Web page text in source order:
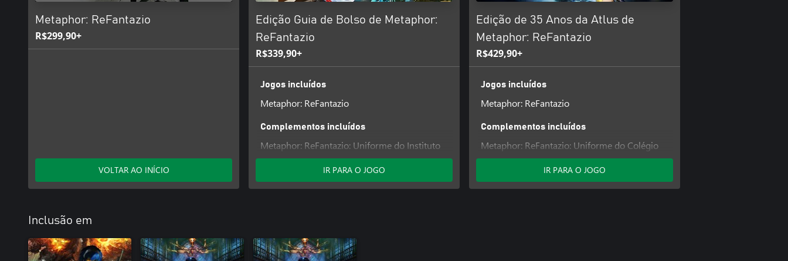
Metaphor: ReFantazio
R$299,90+
VOLTAR AO INÍCIO
Edição Guia de Bolso de Metaphor:
ReFantazio
R$339,90+
Jogos incluídos
Metaphor: ReFantazio
Complementos incluídos
Metaphor: ReFantazio: Uniforme do Instituto
Shujin (7), conjunto de música e jingle de
Metaphor: ReFantazio: Uniforme da Escola
IR PARA O JOGO
Edição de 35 Anos da Atlus de
Metaphor: ReFantazio
R$429,90+
Jogos incluídos
Metaphor: ReFantazio
Complementos incluídos
Metaphor: ReFantazio: Uniforme do Colégio
St. Hermelin (7), conjunto de música e jingle
Metaphor: ReFantazio: Uniforme do Colégio
IR PARA O JOGO
Inclusão em